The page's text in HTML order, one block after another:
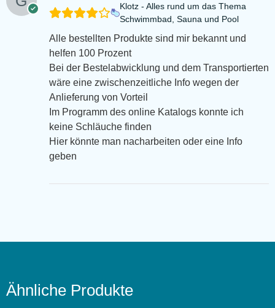
Klotz - Alles rund um das Thema
Schwimmbad, Sauna und Pool
Alle bestellten Produkte sind mir bekannt und
helfen 100 Prozent
Bei der Bestelabwicklung und dem Transportierten
wäre eine zwischenzeitliche Info wegen der
Anlieferung von Vorteil
Im Programm des online Katalogs konnte ich
keine Schläuche finden
Hier könnte man nacharbeiten oder eine Info
geben
Ähnliche Produkte